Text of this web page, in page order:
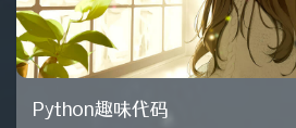
Python趣味代码